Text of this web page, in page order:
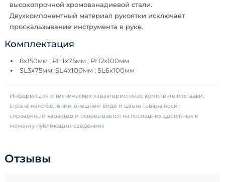
высокопрочной хромованадиевой стали.
Двухкомпонентный материал рукоятки исключает
проскальзывание инструмента в руке.
Комплектация
8х150мм ; PH1x75мм ; PH2x100мм
SL3x75мм; SL4x100мм ; SL6x100мм
Информация о технических характеристиках, комплекте поставки,
стране изготовления, внешнем виде и цвете товара носит
справочный характер и основывается на последних доступных к
моменту публикации сведениях
Отзывы